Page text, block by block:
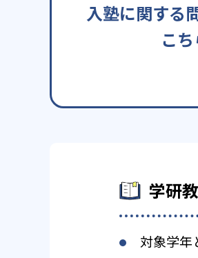
入塾に関する
こち
学研
対象学年